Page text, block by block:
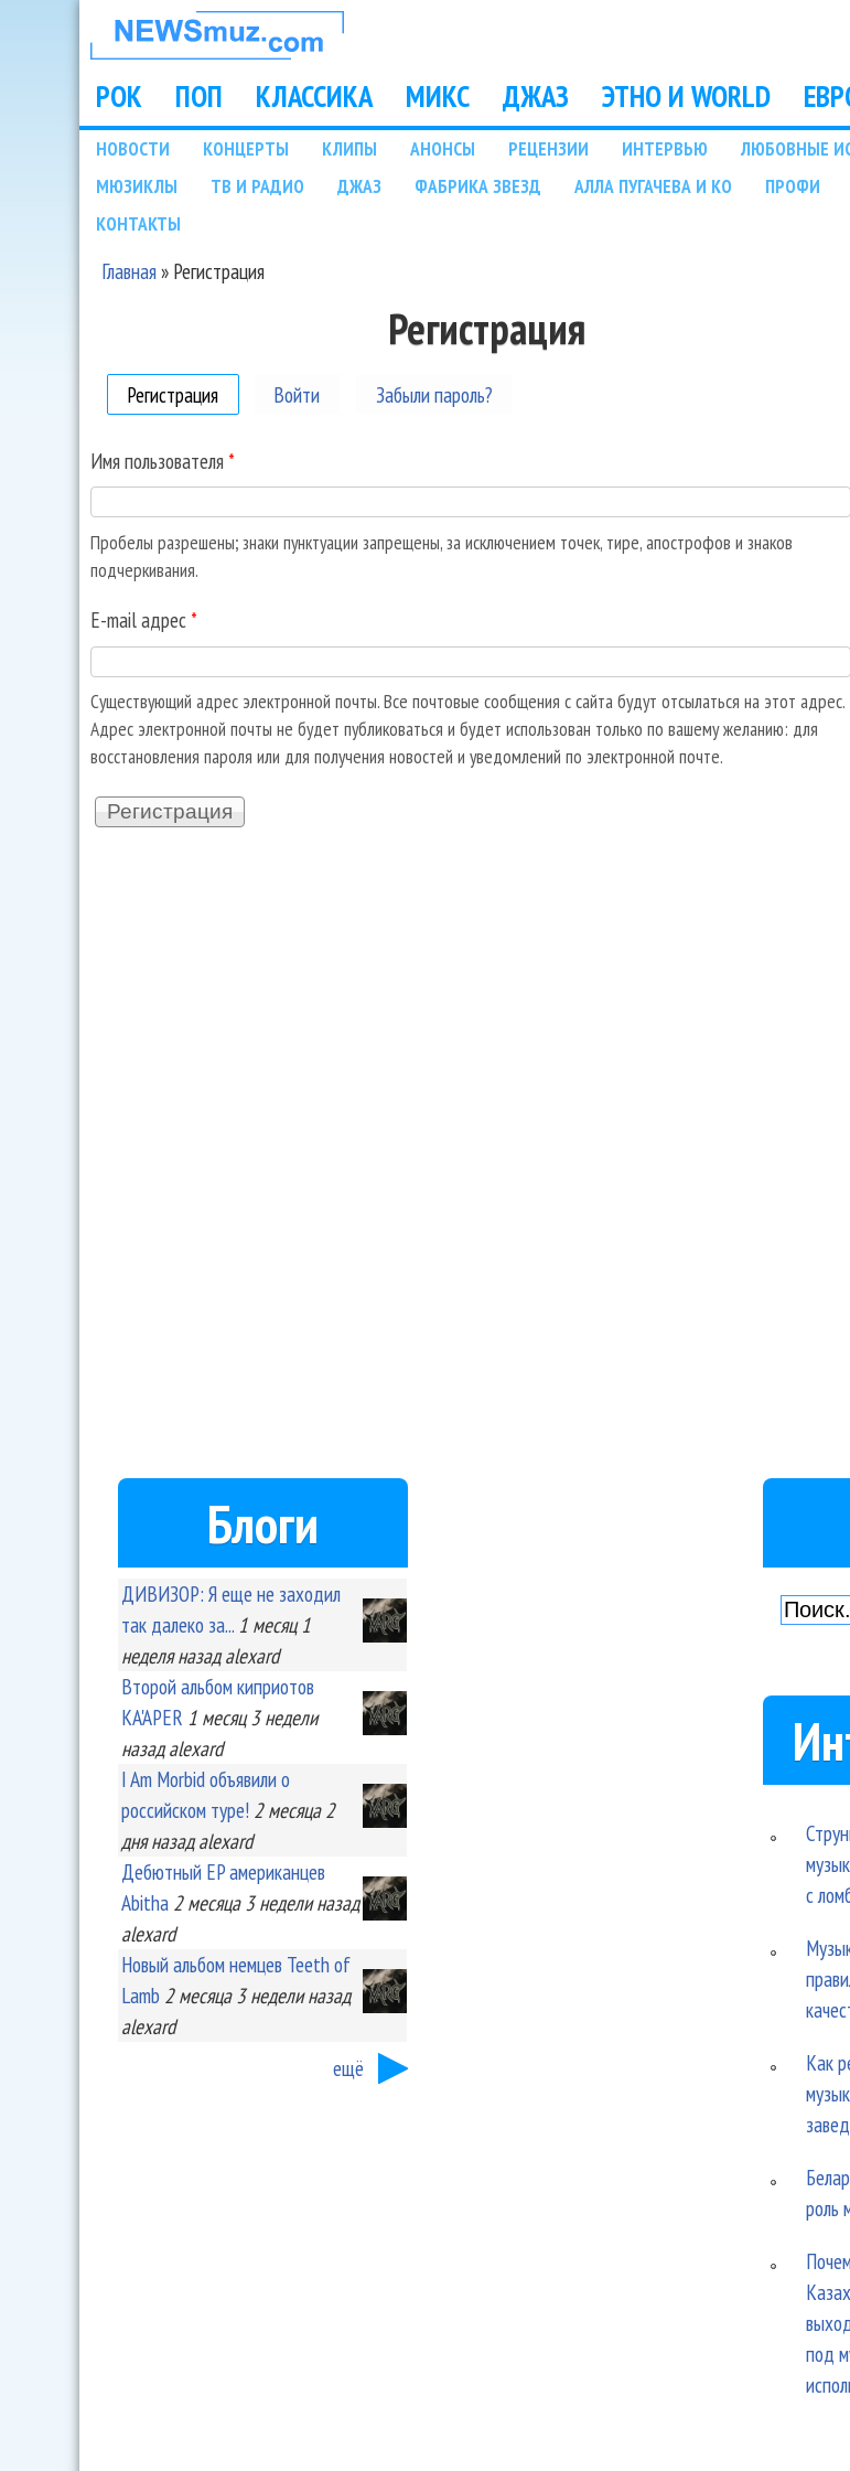
НОВОСТИ
МУЗЫКИ И
ШОУ БИЗНЕСА
NEWSMUZ.COM
Main menu
РОК ПОП КЛАССИКА МИКС ДЖАЗ ЭТНО И WORLD
Подразделы
НОВОСТИ КОНЦЕРТЫ КЛИПЫ АНОНСЫ РЕЦЕНЗИИ ИНТЕРВЬЮ ЛЮБОВНЫЕ
МЮЗИКЛЫ
ТВ И РАДИО ДЖАЗ ФАБРИКА ЗВЕЗД АЛЛА ПУГАЧЕВА И КО ПРОФИ
КОНТАКТЫ
Главная» Регистрация
Регистрация
Регистрация (активная вкладка)
Войти Забыли пароль?
Имя пользователя *
Пробелы разрешены; знаки пунктуации запрещены, за исключением точек, тире, апострофов и знаков
подчеркивания.
E-mail адрес *
Существующий адрес электронной почты. Все почтовые сообщения с сайта будут отсылаться на этот адрес.
Адрес электронной почты не будет публиковаться и будет использован только по вашему желанию: для
восстановления пароля или для получения новостей и уведомлений по электронной почте.
Блоги
ДИВИЗОР: Я еще не заходил
так далеко за... 1 месяц 1
неделяназад alexard
Второй альбом киприотов
KA'APER 1 месяц 3 недели
назад alexard
I Am Morbid объявили о
российском туре! 2 месяца 2
дняназад alexard
Дебютный EP американцев
Abitha 2 месяца 3 неделиназад
alexard
Новый альбом немцев Teeth of
Lamb 2 месяца 3 неделиназад
alexard
ещё
с
Как
роль
под